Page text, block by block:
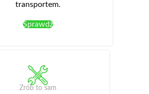
transportem.
Sprawdź
Zrób to sam